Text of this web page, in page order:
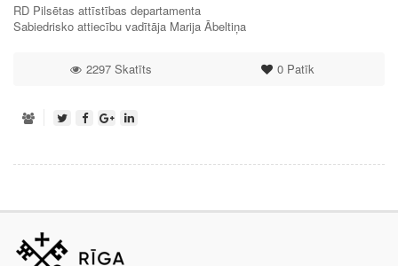
RD Pilsētas attīstības departamenta
Sabiedrisko attiecību vadītāja Marija Ābeltiņa
0Patīk
2297 Skatīts